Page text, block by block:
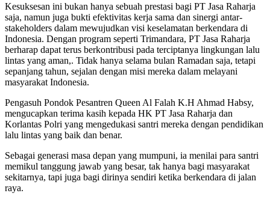
Kesuksesan ini bukan hanya sebuah prestasi bagi PT Jasa Raharja
saja, namun juga bukti efektivitas kerja sama dan sinergi antar-
stakeholders dalam mewujudkan visi keselamatan berkendara di
Indonesia. Dengan program seperti Trimandara, PT Jasa Raharja
berharap dapat terus berkontribusi pada terciptanya lingkungan lalu
lintas yang aman,. Tidak hanya selama bulan Ramadan saja, tetapi
sepanjang tahun, sejalan dengan misi mereka dalam melayani
masyarakat Indonesia.
Pengasuh Pondok Pesantren Queen Al Falah K.H Ahmad Habsy,
mengucapkan terima kasih kepada HK PT Jasa Raharja dan
Korlantas Polri yang mengedukasi santri mereka dengan pendidikan
lalu lintas yang baik dan benar.
Sebagai generasi masa depan yang mumpuni, ia menilai para santri
memikul tanggung jawab yang besar, tak hanya bagi masyarakat
sekitarnya, tapi juga bagi dirinya sendiri ketika berkendara di jalan
raya.